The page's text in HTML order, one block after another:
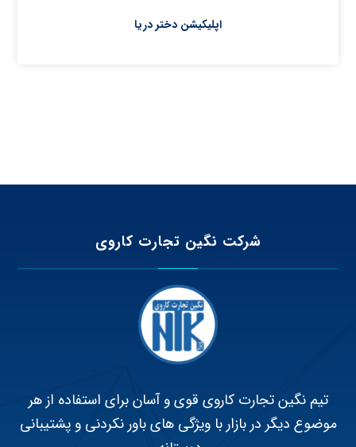
اپلیکیشن دختر دریا
شرکت نگین تجارت کاروی
تیم نگین تجارت کاروی قوی و آسان برای استفاده از هر
موضوع دیگر در بازار با ویژگی های باور نکردنی و پشتیبانی